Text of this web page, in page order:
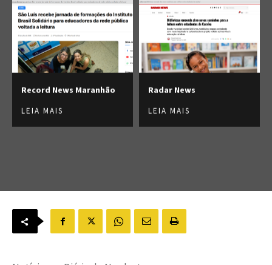
Record News Maranhão
LEIA MAIS
Radar News
LEIA MAIS